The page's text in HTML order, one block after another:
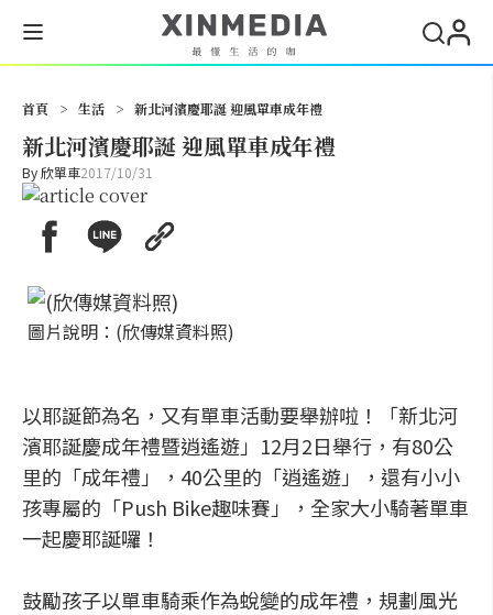
首頁 > 生活 > 新北河濱慶耶誕 迎風單車成年禮
新北河濱慶耶誕 迎風單車成年禮
By欣單車2017/10/31
圖片說明：(欣傳媒資料照)
以耶誕節為名，又有單車活動要舉辦啦！「新北河
濱耶誕慶成年禮暨逍遙遊」12月2日舉行，有80公
里的「成年禮」，40公里的「逍遙遊」，還有小小
孩專屬的「Push Bike趣味賽」，全家大小騎著單車
一起慶耶誕囉！
鼓勵孩子以單車騎乘作為蛻變的成年禮，規劃風光